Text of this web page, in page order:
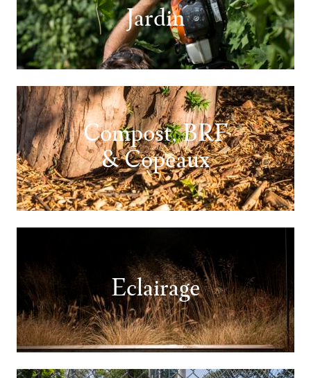
Jardin
Compost, BRF
& Copeaux
Eclairage